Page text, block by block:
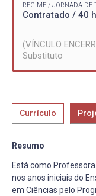
REGIME / JORNADA DE
Contratado / 40
(VÍNCULO
Substituto
Currículo
Resumo
Está como
nos anos iniciais do
em Ciências pelo